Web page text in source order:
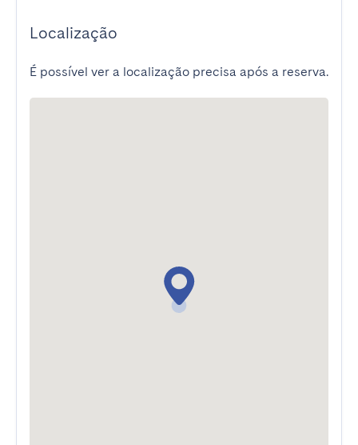
Localização
É possível ver a localização precisa após a reserva.